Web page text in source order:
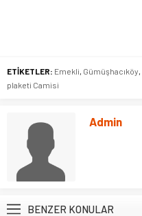
ETİKETLER: Emekli Gümüşhacıköy
plaketi Camisi
Admin
BENZER KONULAR